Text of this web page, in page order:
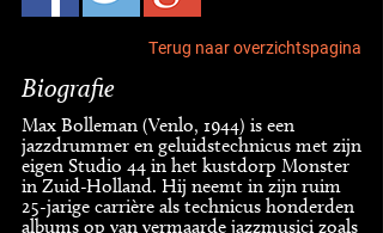
Terug naar overzichtspagina
Biografie
Max Bolleman (Venlo, 1944) is een
jazzdrummer en geluidstechnicus met zijn
eigen Studio 44 in het kustdorp Monster
in Zuid-Holland. Hij neemt in zijn ruim
25-jarige carrière als technicus honderden
albums op van vermaarde jazzmusici zoals